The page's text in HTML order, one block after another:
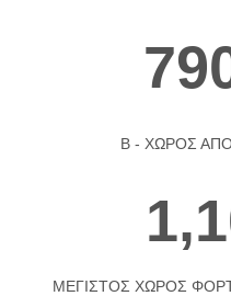
B - ΧΩΡΟΣ
MΕΓΙΣΤΟΣ ΧΩΡΟΣ